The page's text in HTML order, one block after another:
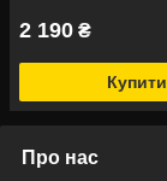
2 190 ₴
Купити
Про нас